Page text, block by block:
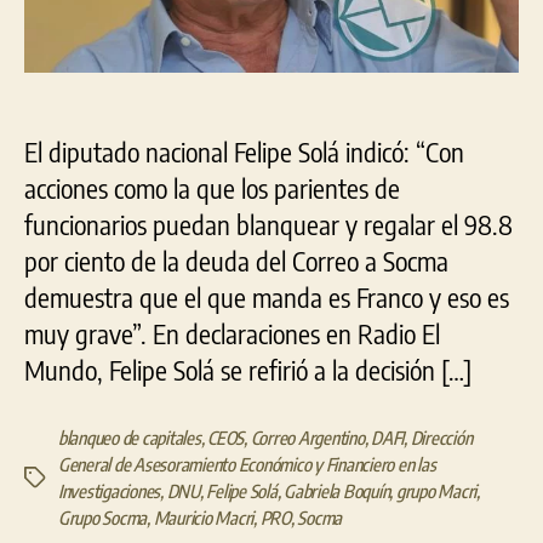
familia
Macri”
El diputado nacional Felipe Solá indicó: “Con
acciones como la que los parientes de
funcionarios puedan blanquear y regalar el 98.8
por ciento de la deuda del Correo a Socma
demuestra que el que manda es Franco y eso es
muy grave”. En declaraciones en Radio El
Mundo, Felipe Solá se refirió a la decisión […]
Etiquetas
blanqueo de capitales,CEOS, Correo Argentino,DAFI, Dirección
General de Asesoramiento Económico y Financiero en las
Investigaciones, DNU,Felipe Solá,Gabriela Boquín, grupo Macri,
Grupo Socma, Mauricio Macri, PRO,Socma